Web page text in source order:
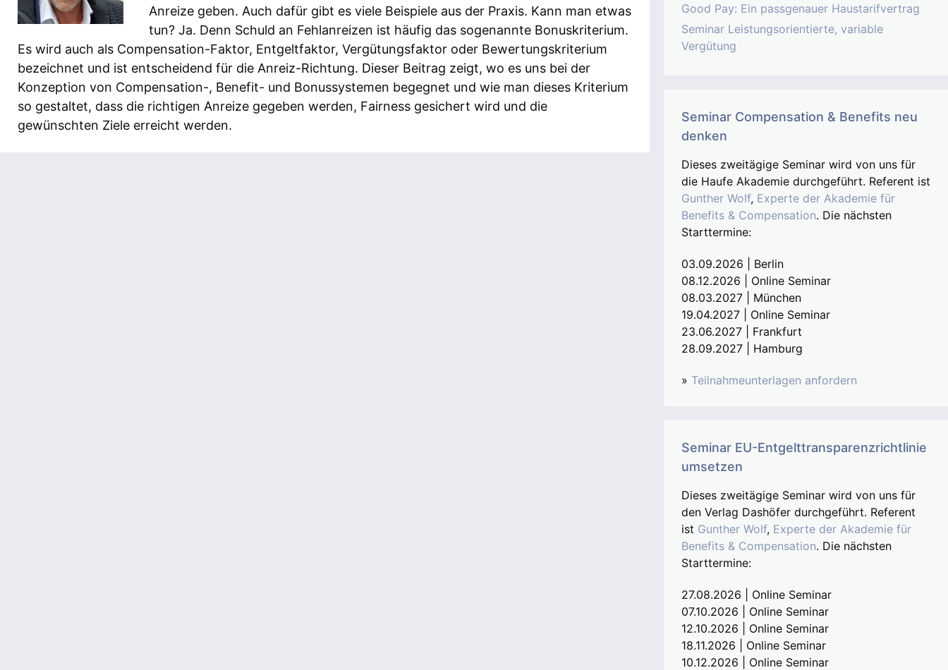
Anreize geben. Auch dafür gibt es viele Beispiele aus der Praxis. Kann man etwas
tun? Ja. Denn Schuld an Fehlanreizen ist häufig das sogenannte Bonuskriterium.
Es wird auch als Compensation-Faktor, Entgeltfaktor, Vergütungsfaktor oder Bewertungskriterium
bezeichnet und ist entscheidend für die Anreiz-Richtung. Dieser Beitrag zeigt, wo es uns bei der
Konzeption von Compensation-, Benefit- und Bonussystemen begegnet und wie man dieses Kriterium
so gestaltet, dass die richtigen Anreize gegeben werden, Fairness gesichert wird und die
gewünschten Ziele erreicht werden.
Good Pay: Ein passgenauer Haustarifvertrag
Seminar Leistungsorientierte, variable
Vergütung
Seminar Compensation & Benefits neu
denken
Dieses zweitägige Seminar wird von uns für
die Haufe Akademie durchgeführt. Referent ist
Gunther Wolf, Experte der Akademie für
Benefits & Compensation. Die nächsten
Starttermine:
03.09.2026 | Berlin
08.12.2026 | Online Seminar
08.03.2027 | München
19.04.2027 | Online Seminar
23.06.2027 | Frankfurt
28.09.2027 | Hamburg
» Teilnahmeunterlagen anfordern
Seminar EU-Entgelttransparenzrichtlinie
umsetzen
Dieses zweitägige Seminar wird von uns für
den Verlag Dashöfer durchgeführt. Referent
ist Gunther Wolf, Experte der Akademie für
Benefits & Compensation. Die nächsten
Starttermine:
27.08.2026 | Online Seminar
07.10.2026 | Online Seminar
12.10.2026 | Online Seminar
18.11.2026 | Online Seminar
10.12.2026 | Online Seminar